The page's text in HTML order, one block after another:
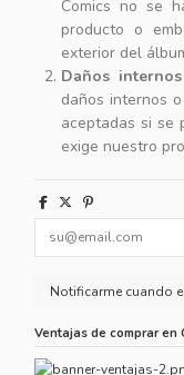
Comics no se
producto o
exterior del
Daños
daños internos
aceptadas si se
exige nuestro
Ventajas de comprar en